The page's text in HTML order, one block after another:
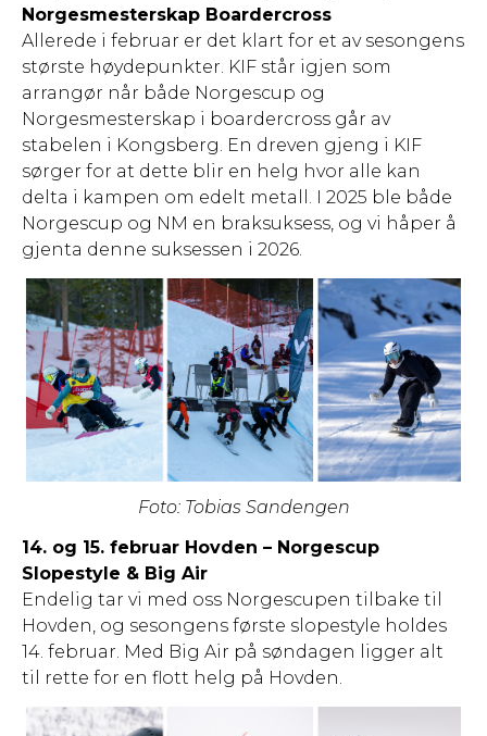
Norgesmesterskap Boardercross
Allerede i februar er det klart for et av sesongens
største høydepunkter. KIF står igjen som
arrangør når både Norgescup og
Norgesmesterskap i boardercross går av
stabelen i Kongsberg. En dreven gjeng i KIF
sørger for at dette blir en helg hvor alle kan
delta i kampen om edelt metall. I 2025 ble både
Norgescup og NM en braksuksess, og vi håper å
gjenta denne suksessen i 2026.
Foto: Tobias Sandengen
14. og 15. februar Hovden – Norgescup
Slopestyle & Big Air
Endelig tar vi med oss Norgescupen tilbake til
Hovden, og sesongens første slopestyle holdes
14. februar. Med Big Air på søndagen ligger alt
til rette for en flott helg på Hovden.